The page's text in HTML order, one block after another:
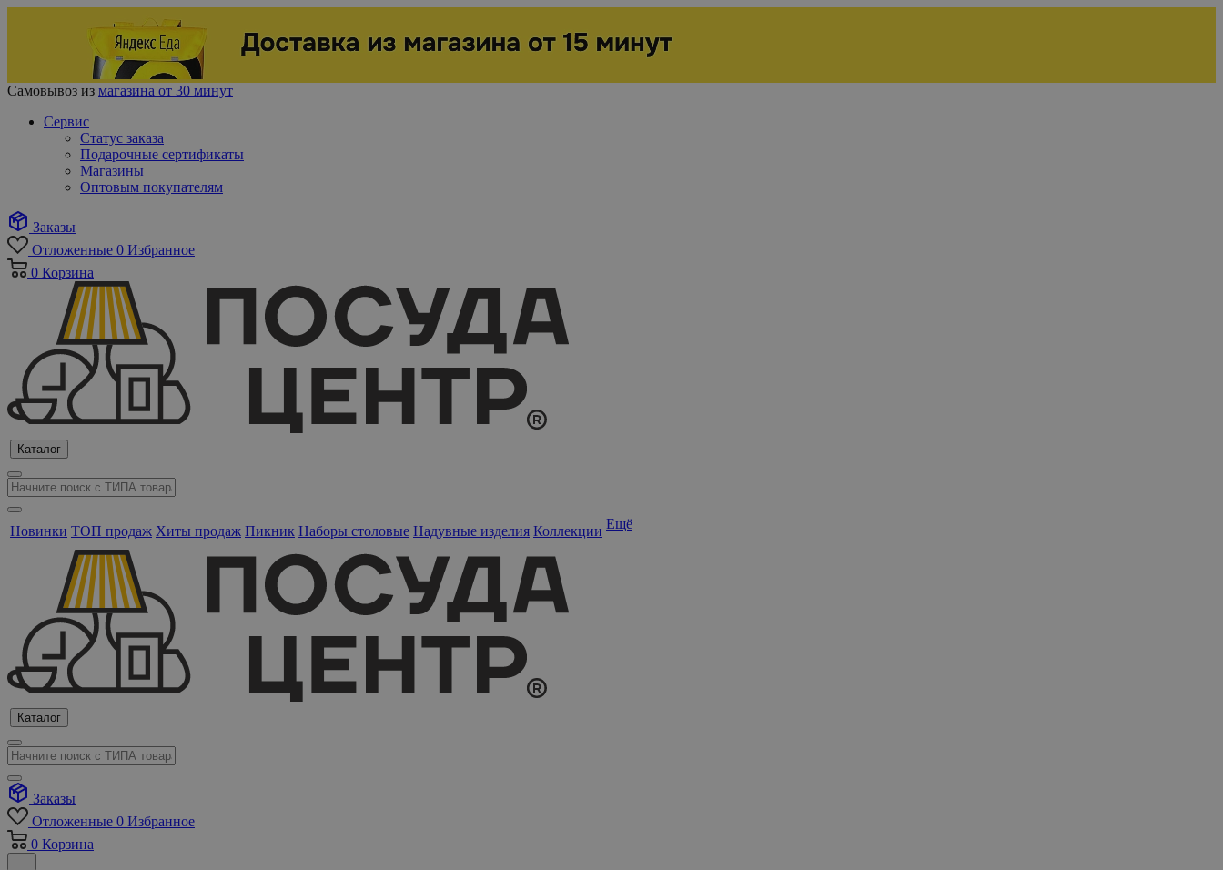
Самовывоз из магазина от 30 минут
Сервис
Статус заказа
Подарочные сертификаты
Магазины
Оптовым покупателям
Заказы
Отложенные 0 Избранное
0 Корзина
Каталог
Новинки ТОП продаж Хиты продаж Пикник Наборы столовые Надувные изделия Коллекции Ещё
Каталог
Заказы
Отложенные 0 Избранное
0 Корзина